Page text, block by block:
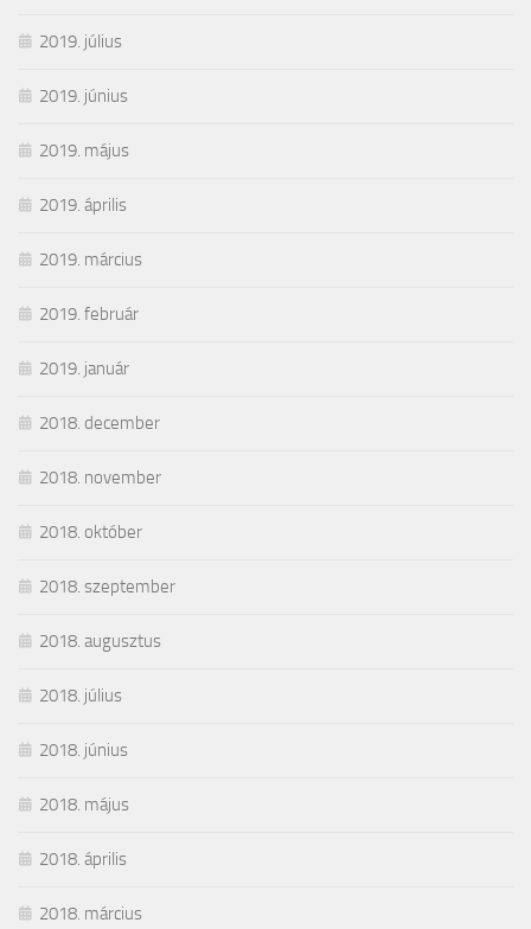
2019. július
2019. június
2019. május
2019. április
2019. március
2019. február
2019. január
2018. december
2018. november
2018. október
2018. szeptember
2018. augusztus
2018. július
2018. június
2018. május
2018. április
2018. március